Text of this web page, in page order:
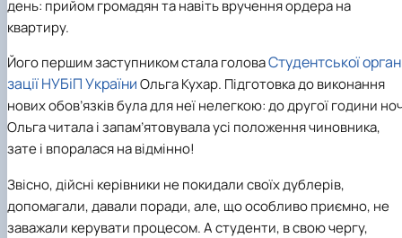
Порядок планування та організації
Результати науково-технічних заходів
Програма розвитку університету
Національні нормативно-правові акти
Інформаційні ресурси НАЗК
Методичні роз’яснення НАЗК
Антикорупційні заходи
день: прийом громадян та навіть вручення ордера на
квартиру.
Його першим заступником стала головаСтудентської
зації НУБіП УкраїниОльга Кухар. Підготовка до виконання
нових обов’язків була для неї нелегкою: до другої години
Ольга читала і запам’ятовувала усі положення чиновника,
зате і впоралася на відмінно!
Звісно, дійсні керівники не покидали своїх дублерів,
допомагали, давали поради, але, що особливо приємно, не
заважали керувати процесом. А студенти, в свою чергу,